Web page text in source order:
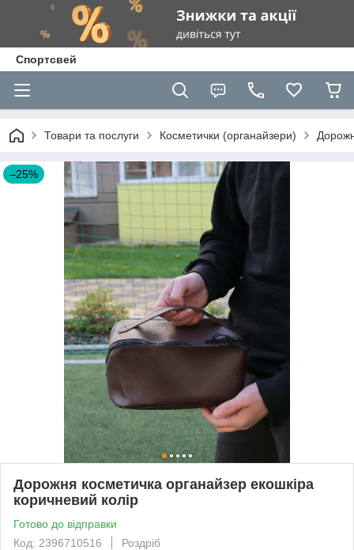
Спортсвей
Товари та послуги Косметички (органайзери)
–25%
Дорожня косметичка органайзер екошкіра
коричневий колір
Готово до відправки
Код: 2396710516
Роздріб